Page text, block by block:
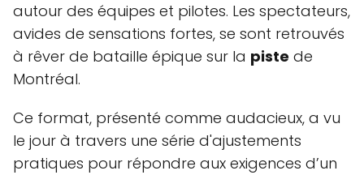
autour des équipes et pilotes. Les spectateurs,
avides de sensations fortes, se sont retrouvés
à rêver de bataille épique sur la piste de
Montréal.
Ce format, présenté comme audacieux, a vu
le jour à travers une série d'ajustements
pratiques pour répondre aux exigences d’un